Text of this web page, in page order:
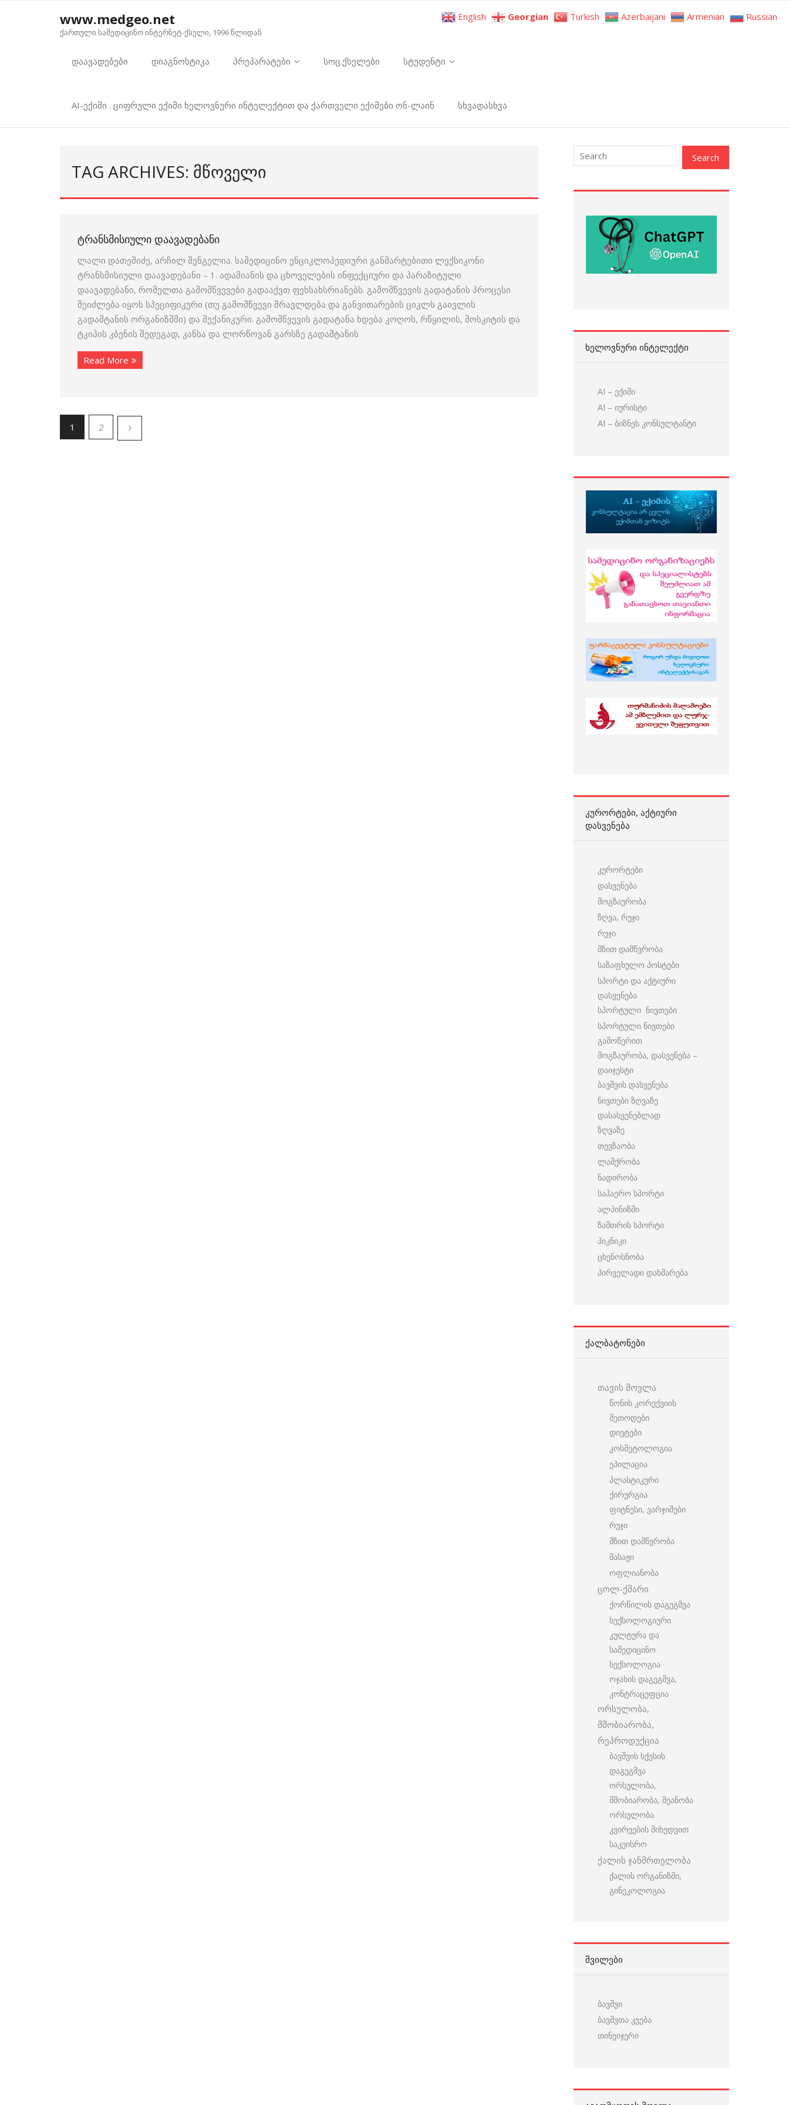
www.medgeo.net
ქართული სამედიცინო ინტერნეტ-ქსელი, 1996 წლიდან
დაავადებები დიაგნოსტიკა პრეპარატები სოც.ქსელები სტუდენტი
AI-ექიმი . ციფრული ექიმი ხელოვნური ინტელექტით და ქართველი ექიმები ონ-ლაინ სხვადასხვა
TAG ARCHIVES: ᲛᲬᲝᲕᲔᲚᲘ
ᲢᲠᲐᲜᲡᲛᲘᲡᲘᲣᲚᲘ ᲓᲐᲐᲕᲐᲓᲔᲑᲐᲜᲘ
ლალი დათეშიძე, არჩილ შენგელია. სამედიცინო ენციკლოპედიური განმარტებითი ლექსიკონი
ტრანსმისიული დაავადებანი – 1. ადამიანის და ცხოველების ინფექციური და პარაზიტული
დაავადებანი, რომელთა გამომწვევები გადააქვთ ფეხსახსრიანებს. გამომწვევის გადატანის პროცესი
შეიძლება იყოს სპეციფიკური (თუ გამომწვევი მრავლდება და განვითარების ციკლს გაივლის
გადამტანის ორგანიზმში) და მექანიკური. გამომწვევის გადატანა ხდება კოღოს, რწყილის, მოსკიტის და
ტკიპის კბენის შედეგად, კანსა და ლორწოვან გარსზე გადამტანის
Read More
1 2
ᲮᲔᲚᲝᲕᲜᲣᲠᲘ ᲘᲜᲢᲔᲚᲔᲥᲢᲘ
AI – ექიმი
AI – იურისტი
AI – ბიზნეს კონსულტანტი
ᲙᲣᲠᲝᲠᲢᲔᲑᲘ, ᲐᲥᲢᲘᲣᲠᲘ
ᲓᲐᲡᲕᲔᲜᲔᲑᲐ
კურორტები
დასვენება
მოგზაურობა
ზღვა, რუჯი
რუჯი
მზით დამწვრობა
საზაფხულო პოსტები
სპორტი და აქტიური
დასვენება
სპორტული ნივთები
სპორტული ნივთები
გამოწერით
მოგზაურობა, დასვენება –
დაიჯესტი
ბავშვის დასვენება
ნივთები ზღვაზე
დასასვენებლად
ზღვაზე
თევზაობა
ლაშქრობა
ნადირობა
საჰაერო სპორტი
ალპინიზმი
ზამთრის სპორტი
პიკნიკი
ცხენოსნობა
პირველადი დახმარება
ᲥᲐᲚᲑᲐᲢᲝᲜᲔᲑᲘ
თავის მოვლა
წონის კორექვიის
მეთოდები
დიეტები
კოსმეტოლოგია
ეპილაცია
პლასტიკური
ქირურგია
ფიტნესი, ვარჯიშები
რუჯი
მზით დამწვრობა
მასაჟი
ოფლიანობა
ცოლ-ქმარი
ქორწილის დაგეგმვა
სექსოლოგიური
კულტურა და
სამედიცინო
სექსოლოგია
ოჯახის დაგეგმვა,
კონტრაცეფცია
ორსულობა,
მშობიარობა,
რეპროდუქცია
ბავშვის სქესის
დაგეგმვა
ორსულობა,
მშობიარობა, მეანობა
ორსულობა
კვირეების მიხედვით
საკეისრო
ქალის ჯანმრთელობა
ქალის ორგანიზმი,
გინეკოლოგია
ᲨᲕᲘᲚᲔᲑᲘ
ბავშვი
ბავშვთა კვება
თინეიჯერი
English Georgian Turkish Azerbaijani Armenian Russian